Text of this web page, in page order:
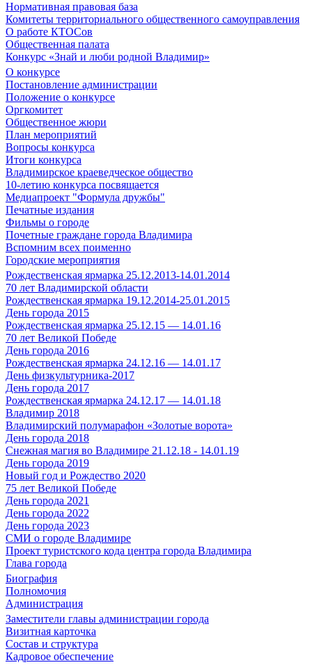
Нормативная правовая база
Комитеты территориального общественного самоуправления
О работе КТОСов
Общественная палата
Конкурс «Знай и люби родной Владимир»
О конкурсе
Постановление администрации
Положение о конкурсе
Оргкомитет
Общественное жюри
План мероприятий
Вопросы конкурса
Итоги конкурса
Владимирское краеведческое общество
10-летию конкурса посвящается
Медиапроект "Формула дружбы"
Печатные издания
Фильмы о городе
Почетные граждане города Владимира
Вспомним всех поименно
Городские мероприятия
Рождественская ярмарка 25.12.2013-14.01.2014
70 лет Владимирской области
Рождественская ярмарка 19.12.2014-25.01.2015
День города 2015
Рождественская ярмарка 25.12.15 — 14.01.16
70 лет Великой Победе
День города 2016
Рождественская ярмарка 24.12.16 — 14.01.17
День физкультурника-2017
День города 2017
Рождественская ярмарка 24.12.17 — 14.01.18
Владимир 2018
Владимирский полумарафон «Золотые ворота»
День города 2018
Снежная магия во Владимире 21.12.18 - 14.01.19
День города 2019
Новый год и Рождество 2020
75 лет Великой Победе
День города 2021
День города 2022
День города 2023
СМИ о городе Владимире
Проект туристского кода центра города Владимира
Глава города
Биография
Полномочия
Администрация
Заместители главы администрации города
Визитная карточка
Состав и структура
Кадровое обеспечение